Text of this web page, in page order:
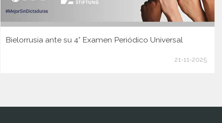
Bielorrusia ante su 4° Examen Periódico Universal
21-11-2025